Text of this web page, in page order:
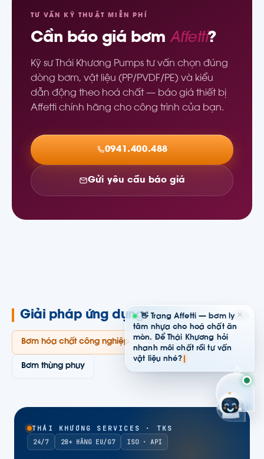
TƯ VẤN KỸ THUẬT MIỄN PHÍ
Cần báo giá bơm Affetti?
Kỹ sư Thái Khương Pumps tư vấn chọn đúng
dòng bơm, vật liệu (PP/PVDF/PE) và kiểu
dẫn động theo hoá chất — báo giá thiết bị
Affetti chính hãng cho công trình của bạn.
0941.400.488
Gửi yêu cầu báo giá
Giải pháp ứng dụng
Bơm hóa chất công nghiệp Bơm dẫn động từ
Bơm thùng phuy
THÁI KHƯƠNG SERVICES · TKS
24/7
28+ HÃNG EU/G7 ISO · API
✕
👋 Trang Affetti — bơm ly
tâm nhựa cho hoá chất ăn
mòn. Để Thái Khương hỏi
nhanh môi chất rồi tư vấn
vật liệu nhé?